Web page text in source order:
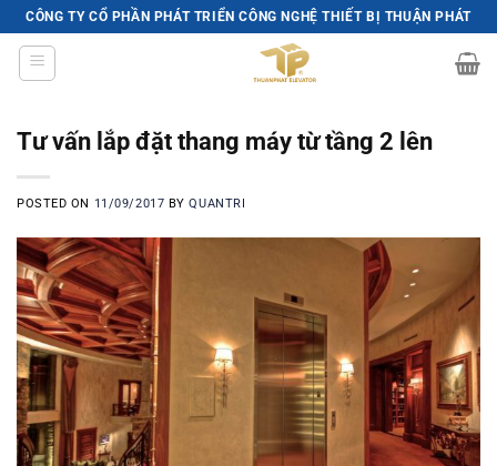
Skip
to
content
CÔNG TY CỔ PHẦN PHÁT TRIỂN CÔNG NGHỆ THIẾT BỊ THUẬN PHÁT
Tư vấn lắp đặt thang máy từ tầng 2 lên
POSTED ON 11/09/2017 BYQUANTRI